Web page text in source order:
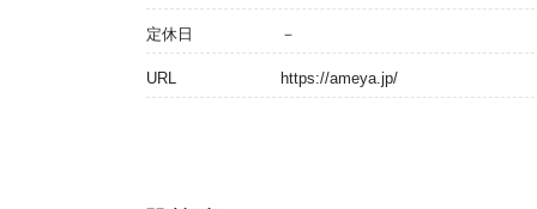
定休日 －
URL https://ameya.jp/